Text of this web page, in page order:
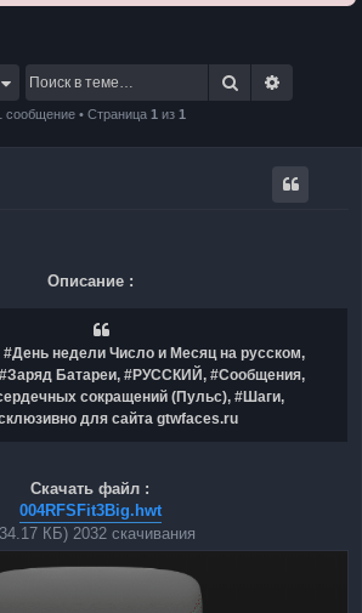
Поиск
сообщение • Страница 1 из 1
Описание :
#День недели Число и Месяц на русском,
Батареи, #РУССКИЙ, #Сообщения,
сокращений (Пульс), #Шаги,
для сайта gtwfaces.ru
Скачать файл :
004RFSFit3Big.hwt
КБ) 2032 скачивания